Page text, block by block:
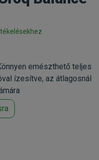
emészthető teljes
ízesítve, az átlagosnál